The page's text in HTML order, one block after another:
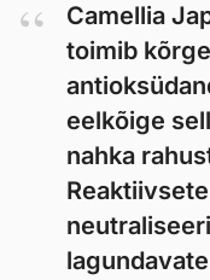
Camellia
toimib
eelkõige
nahka